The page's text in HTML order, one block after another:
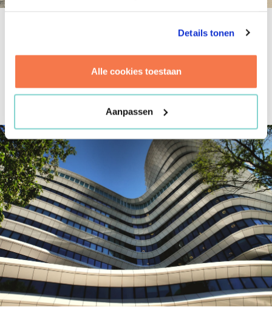
Details tonen
Alle cookies toestaan
Aanpassen
bouwproces